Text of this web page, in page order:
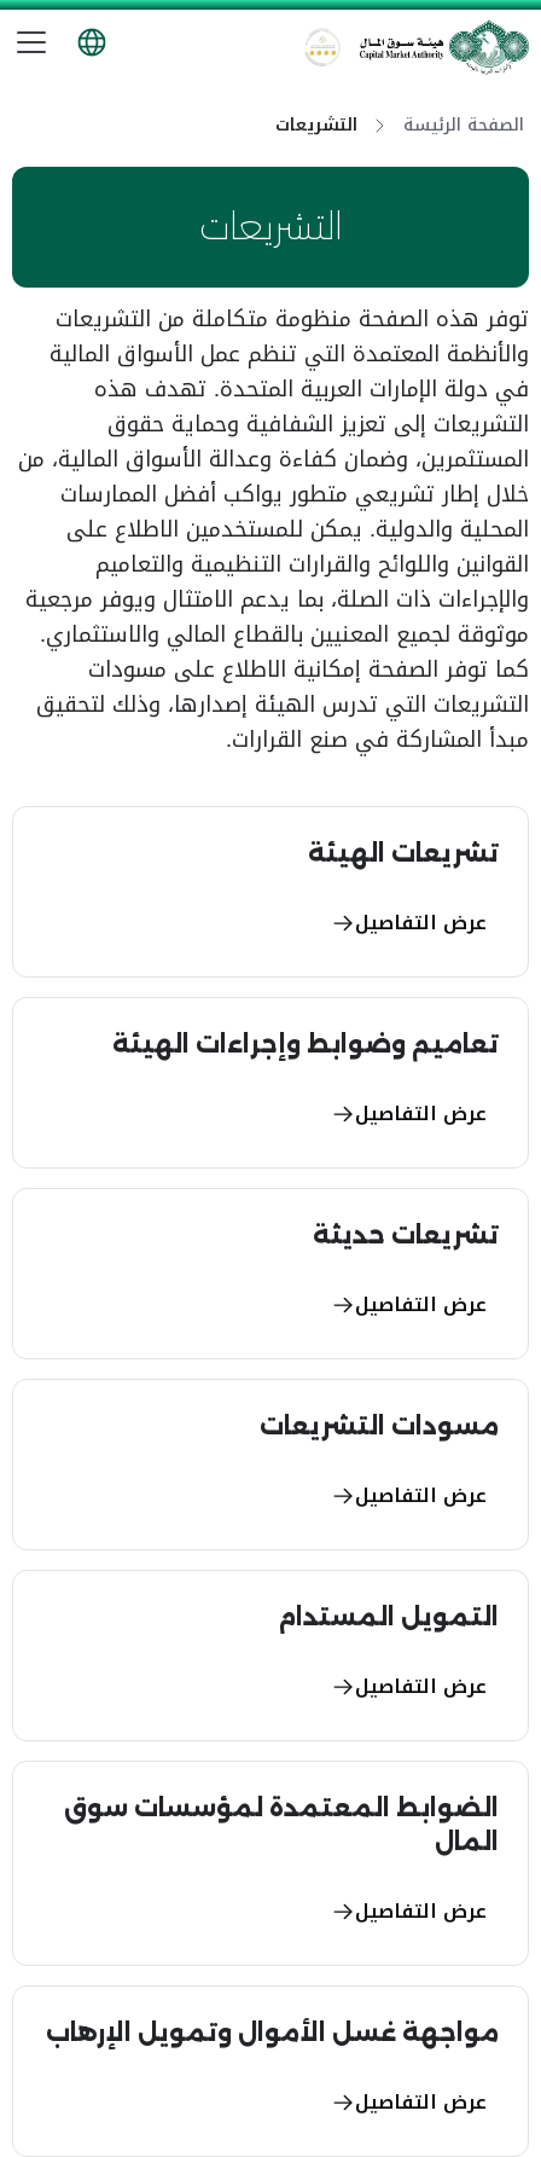
هيئة سوق المال
الصفحة الرئيسة التشريعات
التشريعات
توفر هذه الصفحة منظومة متكاملة من التشريعات
والأنظمة المعتمدة التي تنظم عمل الأسواق المالية
في دولة الإمارات العربية المتحدة. تهدف هذه
التشريعات إلى تعزيز الشفافية وحماية حقوق
المستثمرين، وضمان كفاءة وعدالة الأسواق المالية، من
خلال إطار تشريعي متطور يواكب أفضل الممارسات
المحلية والدولية. يمكن للمستخدمين الاطلاع على
القوانين واللوائح والقرارات التنظيمية والتعاميم
والإجراءات ذات الصلة، بما يدعم الامتثال ويوفر مرجعية
موثوقة لجميع المعنيين بالقطاع المالي والاستثماري.
كما توفر الصفحة إمكانية الاطلاع على مسودات
التشريعات التي تدرس الهيئة إصدارها، وذلك لتحقيق
مبدأ المشاركة في صنع القرارات.
تشريعات الهيئة
عرض التفاصيل
تعاميم وضوابط وإجراءات الهيئة
عرض التفاصيل
تشريعات حديثة
عرض التفاصيل
مسودات التشريعات
عرض التفاصيل
التمويل المستدام
عرض التفاصيل
الضوابط المعتمدة لمؤسسات سوق
المال
عرض التفاصيل
مواجهة غسل الأموال وتمويل الإرهاب
عرض التفاصيل